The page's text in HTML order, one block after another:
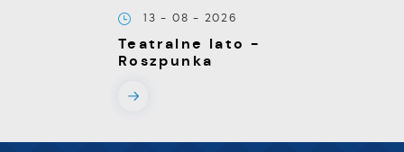
13 - 08 - 2026
Teatralne lato -
Roszpunka